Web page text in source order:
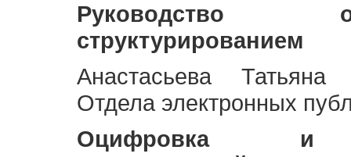
Руководство
структурированием
Анастасьева Татьяна
Отдела электронных
Оцифровка и